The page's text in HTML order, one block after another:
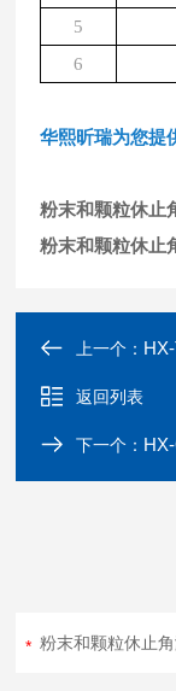
5
6
华熙昕瑞为您提
粉末和颗粒休止
粉末和颗粒休止
上一个： HX-
返回列表
下一个： HX-